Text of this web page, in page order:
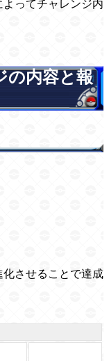
ってチャレンジ内
の内容と報
化させることで達成